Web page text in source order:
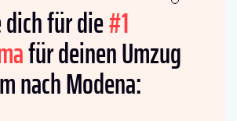
für die#1
für deinen Umzug
nach Modena: